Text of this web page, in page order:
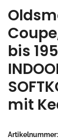
bis
mit
Artikelnummer: